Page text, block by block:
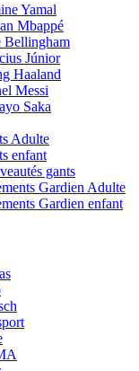
Yamal
Mbappé
Bellingham
Júnior
Haaland
Messi
Saka
Adulte
enfant
gants
Gardien Adulte
Gardien enfant